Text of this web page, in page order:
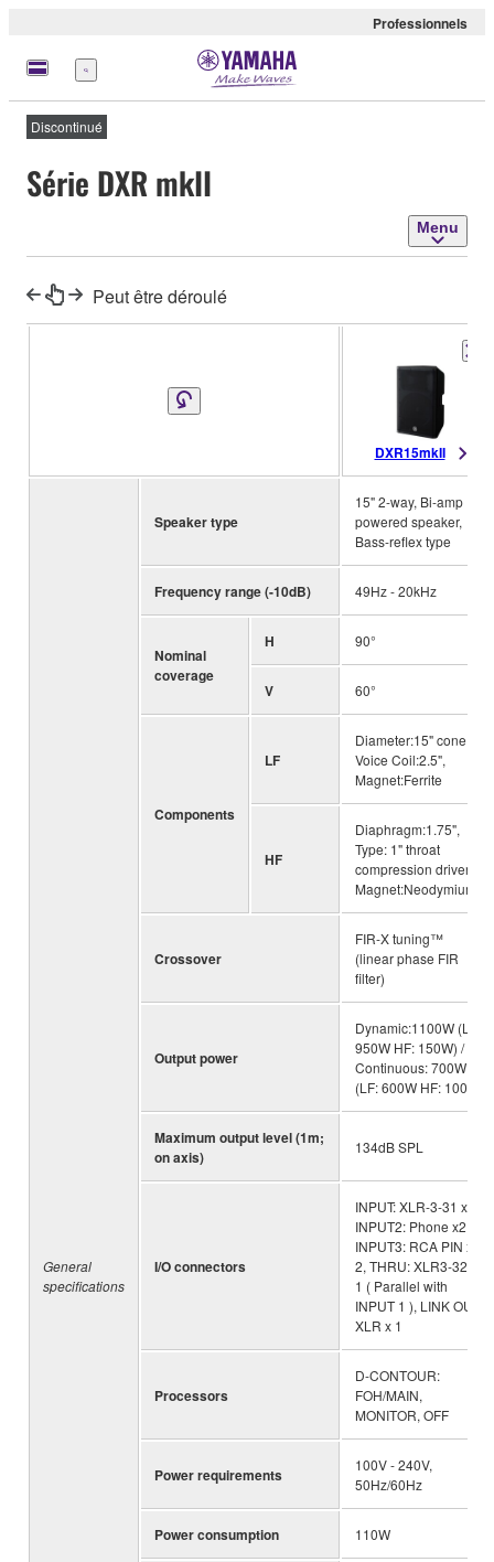
Professionnels
Menu
Discontinué
Série DXR mkII
Menu
Peut être déroulé
DXR15mkII
General
specifications
Speaker type
15" 2-way, Bi-amp
powered speaker,
Bass-reflex type
Frequency range (-10dB) 49Hz - 20kHz
Nominal
coverage
H 90°
V 60°
Components
LF
Diameter:15" cone,
Voice Coil:2.5",
Magnet:Ferrite
HF
Diaphragm:1.75",
Type: 1" throat
compression driver,
Magnet:Neodymium
Crossover
FIR-X tuning™
(linear phase FIR
filter)
Output power
Dynamic:1100W (LF:
950W HF: 150W) /
Continuous: 700W
(LF: 600W HF: 100W)
Maximum output level (1m;
on axis)
134dB SPL
I/O connectors
INPUT: XLR-3-31 x1 ,
INPUT2: Phone x2,
INPUT3: RCA PIN x
2, THRU: XLR3-32 x
1 ( Parallel with
INPUT 1 ), LINK OUT:
XLR x 1
Processors
D-CONTOUR:
FOH/MAIN,
MONITOR, OFF
Power requirements
100V - 240V,
50Hz/60Hz
Power consumption 110W